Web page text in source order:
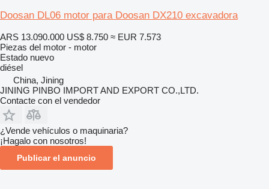
Doosan DL06 motor para Doosan DX210 excavadora
ARS 13.090.000 US$ 8.750 ≈ EUR 7.573
Piezas del motor - motor
Estado nuevo
diésel
China, Jining
JINING PINBO IMPORT AND EXPORT CO.,LTD.
Contacte con el vendedor
¿Vende vehículos o maquinaria?
¡Hagalo con nosotros!
Publicar el anuncio